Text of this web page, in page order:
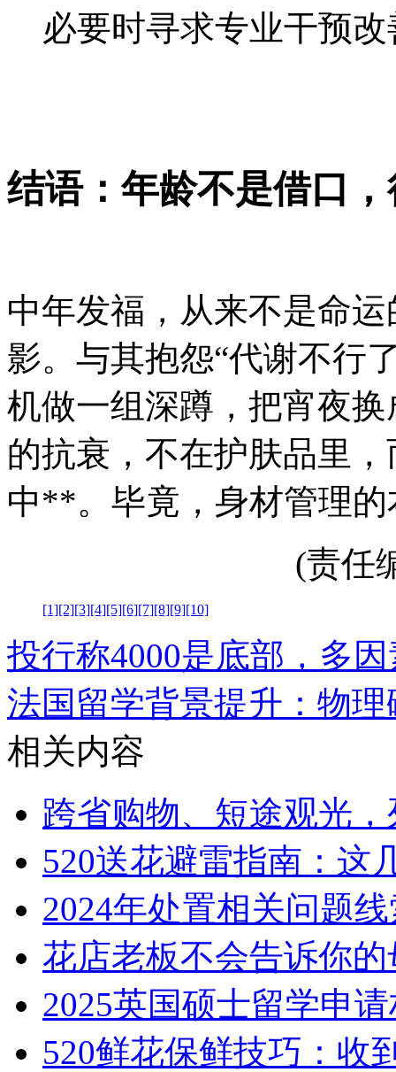
必要时寻求专业干预
结语：年龄不是借口
中年发福，从来不是命
影。与其抱怨“代谢不行
机做一组深蹲，把宵夜
的抗衰，不在护肤品里
中**。毕竟，身材管理
(责任
[1][2][3][4][5][6][7][8][9][10]
投行称4000是底部，多
法国留学背景提升：物
相关内容
跨省购物、短途观光
520送花避雷指南：这
2024年处置相关问题
花店老板不会告诉你
2025英国硕士留学申
520鲜花保鲜技巧：收